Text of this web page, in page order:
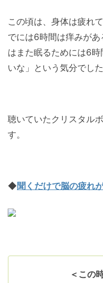
この頃は、身体は疲れ
でには6時間は痒みが
はまた眠るためには6
いな」という気分でした
聴いていたクリスタル
す。
◆聞くだけで脳の疲れ
＜この